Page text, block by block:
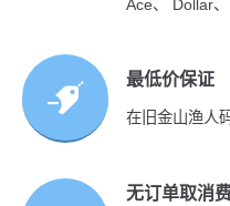
Ace、 Dollar
最低价保证
在旧金山渔人
无订单取消